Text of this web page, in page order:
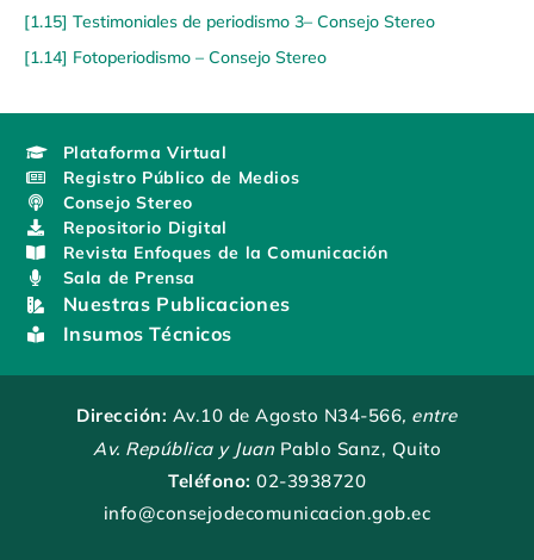
[1.15] Testimoniales de periodismo 3– Consejo Stereo
[1.14] Fotoperiodismo – Consejo Stereo
Plataforma Virtual
Registro Público de Medios
Consejo Stereo
Repositorio Digital
Revista Enfoques de la Comunicación
Sala de Prensa
Nuestras Publicaciones
Insumos Técnicos
Dirección: Av.10 de Agosto N34-566, entre
Av. República y Juan Pablo Sanz, Quito
Teléfono: 02-3938720
info@consejodecomunicacion.gob.ec